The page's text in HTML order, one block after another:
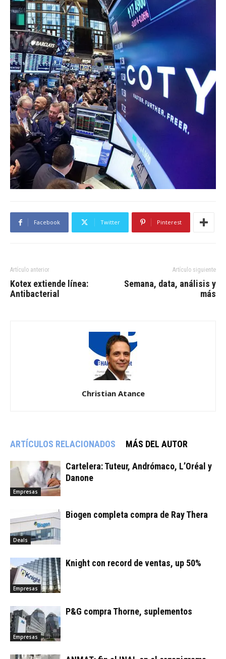
Facebook Twitter Pinterest
Artículo anterior
Kotex extiende línea:
Antibacterial
Artículo siguiente
Semana, data, análisis y
más
Christian Atance
ARTÍCULOS RELACIONADOS MÁS DEL AUTOR
Empresas
Cartelera: Tuteur, Andrómaco, L’Oréal y
Danone
Deals
Biogen completa compra de Ray Thera
Empresas
Knight con record de ventas, up 50%
Empresas
P&G compra Thorne, suplementos